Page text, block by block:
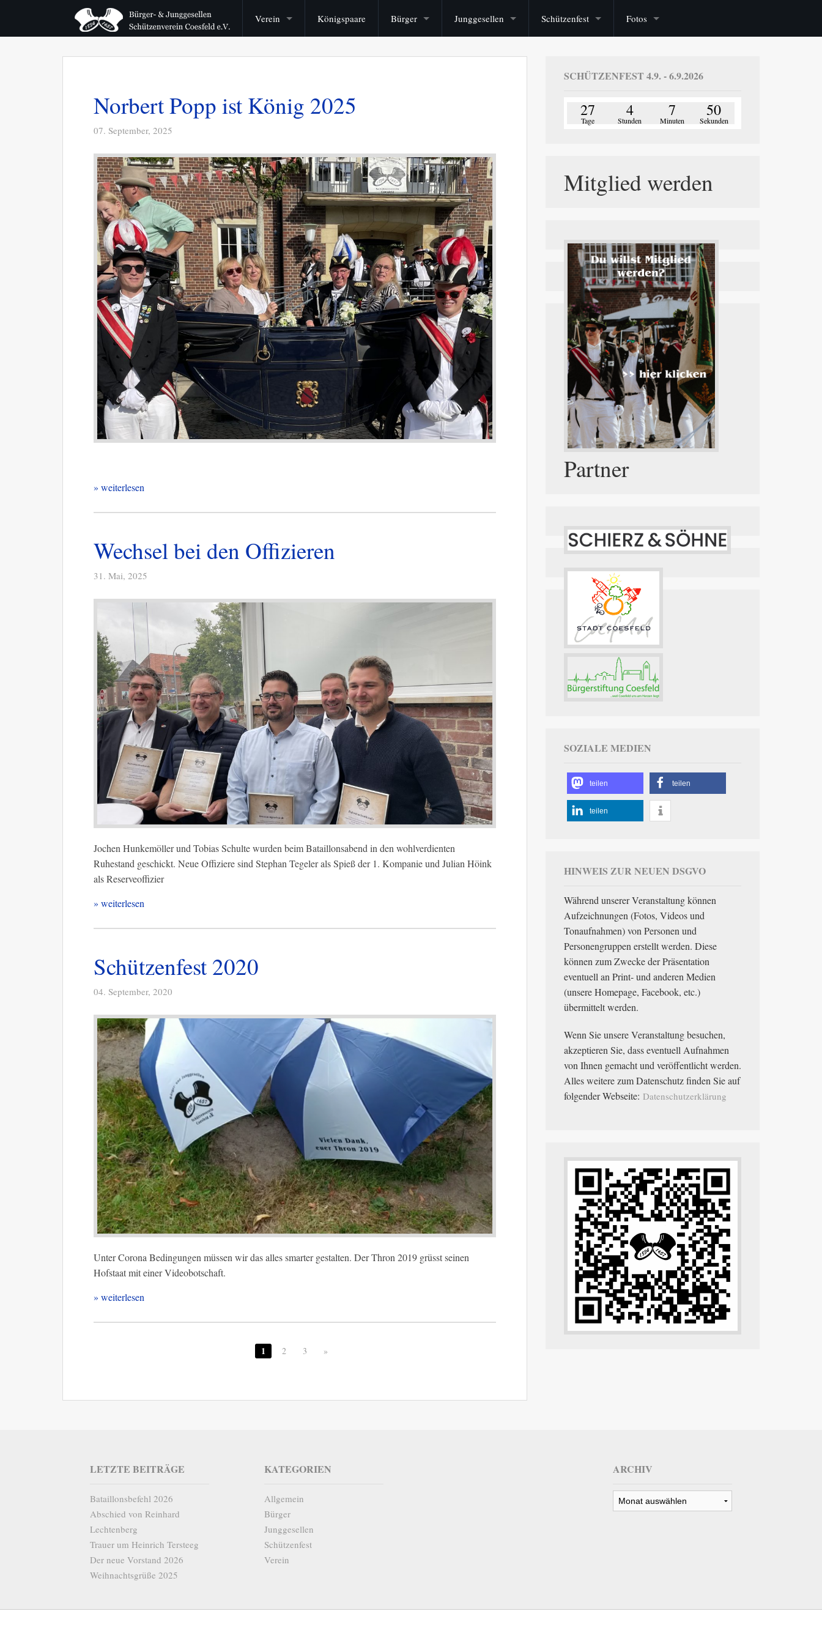
Verein Königspaare Bürger Junggesellen Schützenfest Fotos
Norbert Popp ist König 2025
07. September, 2025
» weiterlesen
Wechsel bei den Offizieren
31. Mai, 2025
Jochen Hunkemöller und Tobias Schulte wurden beim Bataillonsabend in den wohlverdienten
Ruhestand geschickt. Neue Offiziere sind Stephan Tegeler als Spieß der 1. Kompanie und Julian Höink
als Reserveoffizier
» weiterlesen
Schützenfest 2020
04. September, 2020
Unter Corona Bedingungen müssen wir das alles smarter gestalten. Der Thron 2019 grüsst seinen
Hofstaat mit einer Videobotschaft.
» weiterlesen
1 2 3 »
SCHÜTZENFEST 4.9. - 6.9.2026
27
Tage
4
Stunden
7
Minuten
49
Sekunden
Mitglied werden
Partner
SOZIALE MEDIEN
teilen teilen
teilen
HINWEIS ZUR NEUEN DSGVO
Während unserer Veranstaltung können
Aufzeichnungen (Fotos, Videos und
Tonaufnahmen) von Personen und
Personengruppen erstellt werden. Diese
können zum Zwecke der Präsentation
eventuell an Print- und anderen Medien
(unsere Homepage, Facebook, etc.)
übermittelt werden.
Wenn Sie unsere Veranstaltung besuchen,
akzeptieren Sie, dass eventuell Aufnahmen
von Ihnen gemacht und veröffentlicht werden.
Alles weitere zum Datenschutz finden Sie auf
folgender Webseite:Datenschutzerklärung
LETZTE BEITRÄGE
Bataillonsbefehl 2026
Abschied von Reinhard
Lechtenberg
Trauer um Heinrich Tersteeg
Der neue Vorstand 2026
Weihnachtsgrüße 2025
KATEGORIEN
Allgemein
Bürger
Junggesellen
Schützenfest
Verein
ARCHIV
Archiv